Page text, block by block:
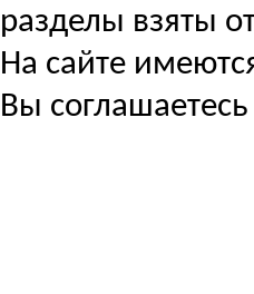
разделы взяты
На сайте
Вы